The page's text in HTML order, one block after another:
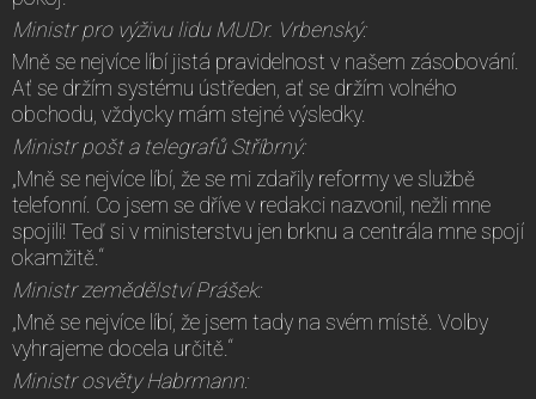
Ministr pro výživu lidu MUDr. Vrbenský:
Mně se nejvíce líbí jistá pravidelnost v našem zásobování.
Ať se držím systému ústředen, ať se držím volného
obchodu, vždycky mám stejné výsledky.
Ministr pošt a telegrafů Stříbrný:
„Mně se nejvíce líbí, že se mi zdařily reformy ve službě
telefonní. Co jsem se dříve v redakci nazvonil, nežli mne
spojili! Teď si v ministerstvu jen brknu a centrála mne spojí
okamžitě.“
Ministr zemědělství Prášek:
„Mně se nejvíce líbí, že jsem tady na svém místě. Volby
vyhrajeme docela určitě.“
Ministr osvěty Habrmann: